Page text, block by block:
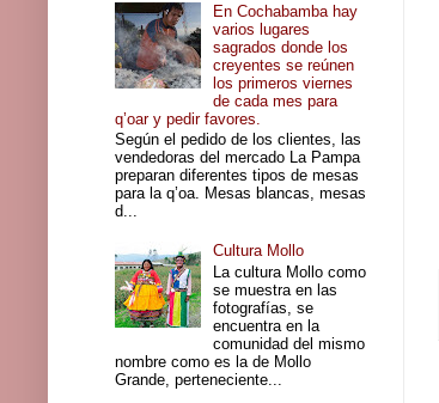
En Cochabamba hay
varios lugares
sagrados donde los
creyentes se reúnen
los primeros viernes
de cada mes para
q’oar y pedir favores.
Según el pedido de los clientes, las
vendedoras del mercado La Pampa
preparan diferentes tipos de mesas
para la q’oa. Mesas blancas, mesas
d...
Cultura Mollo
La cultura Mollo como
se muestra en las
fotografías, se
encuentra en la
comunidad del mismo
nombre como es la de Mollo
Grande, perteneciente...